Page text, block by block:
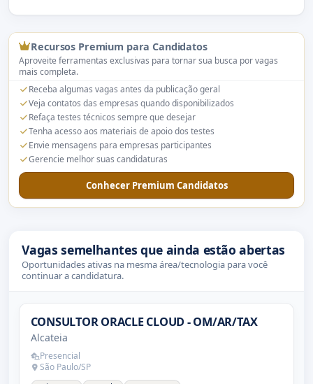
Recursos Premium para Candidatos
Aproveite ferramentas exclusivas para tornar sua busca por vagas
mais completa.
Receba algumas vagas antes da publicação geral
Veja contatos das empresas quando disponibilizados
Refaça testes técnicos sempre que desejar
Tenha acesso aos materiais de apoio dos testes
Envie mensagens para empresas participantes
Gerencie melhor suas candidaturas
Conhecer Premium Candidatos
Vagas semelhantes que ainda estão abertas
Oportunidades ativas na mesma área/tecnologia para você
continuar a candidatura.
CONSULTOR ORACLE CLOUD - OM/AR/TAX
Alcateia
Presencial
São Paulo/SP